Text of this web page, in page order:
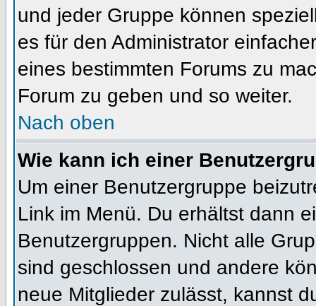
und jeder Gruppe können
es für den Administrator
eines bestimmten Forums zu
Forum zu geben und so weiter.
Nach oben
Wie kann ich einer
Um einer Benutzergruppe
Link im Menü. Du erhältst dann
Benutzergruppen. Nicht alle
sind geschlossen und andere
neue Mitglieder zulässt, kannst